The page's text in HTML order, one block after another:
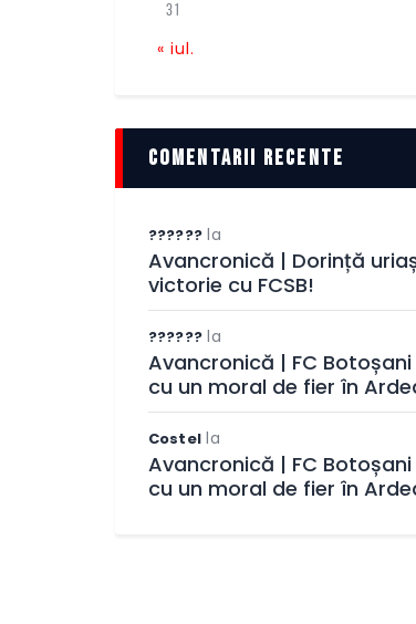
31
« iul.
comentarii recente
?????? la
Avancronică | Dorință
victorie cu FCSB!
?????? la
Avancronică | FC
cu un moral de fier în
Costel la
Avancronică | FC
cu un moral de fier în